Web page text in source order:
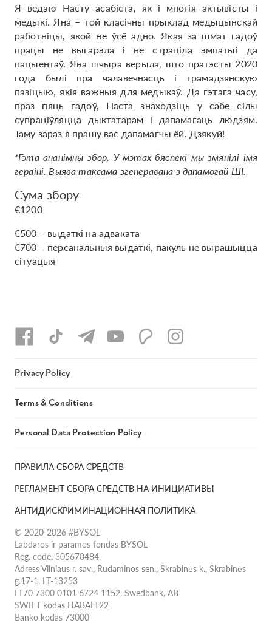
Я ведаю Насту асабіста, як і многія актывісты і
медыкі. Яна – той класічны прыклад медыцынскай
работніцы, якой не ўсё адно. Якая за шмат гадоў
працы не выгарэла і не страціла эмпатыі да
пацыентаў. Яна шчыра верыла, што пратэсты 2020
года былі пра чалавечнасць і грамадзянскую
пазіцыю, якія важныя для медыкаў. Да гэтага часу,
праз пяць гадоў, Наста знаходзіць у сабе сілы
супраціўляцца дыктатарам і дапамагаць людзям.
Таму зараз я прашу вас дапамагчы ёй. Дзякуй!
*Гэта ананімны збор. У мэтах бяспекі мы змянілі імя
гераіні. Выява таксама згенеравана з дапамогай ШІ.
Сума збору
€1200
€500 – выдаткі на адваката
€700 – персанальныя выдаткі, пакуль не вырашыцца
сітуацыя
ПРАВИЛА СБОРА СРЕДСТВ
РЕГЛАМЕНТ СБОРА СРЕДСТВ НА ИНИЦИАТИВЫ
АНТИДИСКРИМИНАЦИОННАЯ ПОЛИТИКА
© 2020-2026 #BYSOL
Labdaros ir paramos fondas BYSOL
Reg. code. 305670484,
Adress Vilniaus r. sav., Rudaminos sen., Skrabinės k., Skrabinės
g.17-1, LT-13253
LT70 7300 0101 6724 1152, Swedbank, AB
SWIFT kodas HABALT22
Banko kodas 73000
Privacy Policy
Terms & Conditions
Personal Data Protection Policy